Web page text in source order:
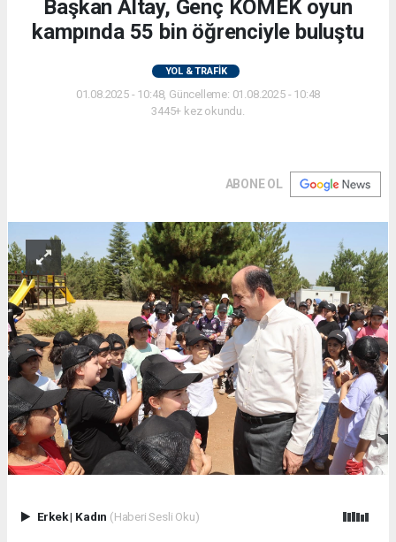
Başkan Altay, Genç KOMEK oyun
kampında 55 bin öğrenciyle buluştu
YOL & TRAFİK
01.08.2025 - 10:48, Güncelleme: 01.08.2025 - 10:48
3445+ kez okundu.
ABONE OL
Erkek| Kadın (Haberi Sesli Oku)